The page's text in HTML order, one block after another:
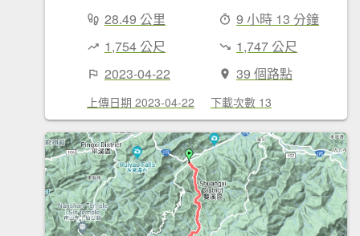
28.49 公里
9 小時 13 分鐘
1,754 公尺
1,747 公尺
2023-04-22
39 個路點
上傳日期 2023-04-22 下載次數 13